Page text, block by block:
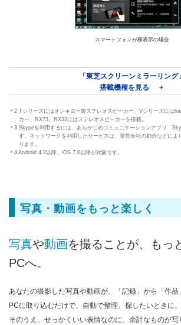
スマートフォンが横表示の場合
「東芝スクリーンミラーリング」
搭載機種を見る
＊2 Tシリーズにはオンキヨー製ステレオスピーカー、Vシリーズには
カー、RX73、RX33にはステレオスピーカーを搭載。
＊3 Skypeを利用するには、あらかじめコミュニケーションアプリ「
す。ネットワークを利用したサービスは、運営会社の都合などによ
ります。
＊4 Android 4.2以降、iOS 7.0以降が対象です。
写真・動画をもっと楽しく
写真や動画を撮ることが、もっ
PCへ。
あなたの撮影した写真や動画が、「記録」から「作品
PCに取り込むだけで、自動で整理。探したいときに
そのうえ、せっかくいい表情なのに、余計なものが